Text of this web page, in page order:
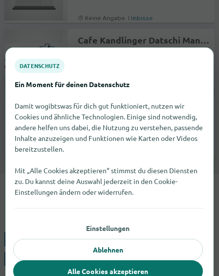
Keine Angabe | Imbisse
Cafe Kandlinger Datschi Manufaktur
öffnet um 09:00 |
Meet-Beef
Leipzigerstrasse 88
04229 Leipzig
Mittagsnacks findest du in 3
Städten angeboten.
Berlin
Hausham
Leipzig
DATENSCHUTZ
Ein Moment für deinen Datenschutz
Damit wogibtswas für dich gut funktioniert, nutzen wir
Cookies und ähnliche Technologien. Einige sind notwendig,
andere helfen uns dabei, die Nutzung zu verstehen, passende
Inhalte anzuzeigen und Funktionen wie Karten oder Videos
bereitzustellen.
Mit „Alle Cookies akzeptieren“ stimmst du diesen Diensten
zu. Du kannst deine Auswahl jederzeit in den Cookie-
Einstellungen ändern oder widerrufen.
Einstellungen
Ablehnen
Alle Cookies akzeptieren